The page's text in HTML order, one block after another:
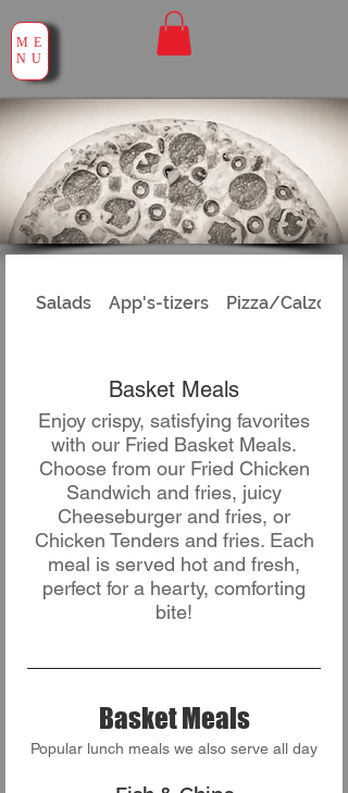
ME
NU
Salads App's-tizers Pizza/Calzones
Basket Meals
Enjoy crispy, satisfying favorites
with our Fried Basket Meals.
Choose from our Fried Chicken
Sandwich and fries, juicy
Cheeseburger and fries, or
Chicken Tenders and fries. Each
meal is served hot and fresh,
perfect for a hearty, comforting
bite!
Basket Meals
Popular lunch meals we also serve all day